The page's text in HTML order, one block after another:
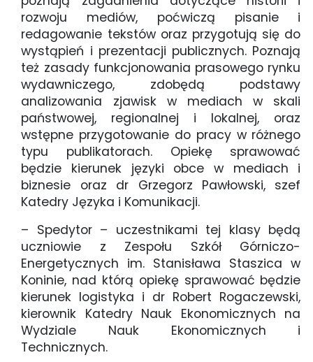
rozwoju mediów, poćwiczą pisanie i
redagowanie tekstów oraz przygotują się do
wystąpień i prezentacji publicznych. Poznają
też zasady funkcjonowania prasowego rynku
wydawniczego, zdobędą podstawy
analizowania zjawisk w mediach w skali
państwowej, regionalnej i lokalnej, oraz
wstępne przygotowanie do pracy w różnego
typu publikatorach. Opiekę sprawować
będzie kierunek języki obce w mediach i
biznesie oraz dr Grzegorz Pawłowski, szef
Katedry Języka i Komunikacji.
– Spedytor – uczestnikami tej klasy będą
uczniowie z Zespołu Szkół Górniczo-
Energetycznych im. Stanisława Staszica w
Koninie, nad którą opiekę sprawować będzie
kierunek logistyka i dr Robert Rogaczewski,
kierownik Katedry Nauk Ekonomicznych na
Wydziale Nauk Ekonomicznych i
Technicznych.